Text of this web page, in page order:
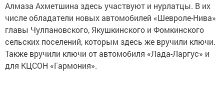
Алмаза Ахметшина здесь участвуют и нурлатцы. В их
числе обладатели новых автомобилей «Шевроле-Нива»
главы Чулпановского, Якушкинского и Фомкинского
сельских поселений, которым здесь же вручили ключи.
Также вручили ключи от автомобиля «Лада-Ларгус» и
для КЦСОН «Гармония».